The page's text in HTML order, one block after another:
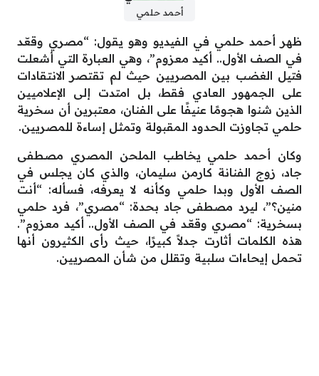
أحمد حلمي
ظهر أحمد حلمي في الفيديو وهو يقول: “مصري وقعّد
في الصف الأول.. أكيد معزوم”، وهي العبارة التي أشعلت
فتيل الغضب بين المصريين حيث لم تقتصر الانتقادات
على الجمهور العادي فقط، بل امتدت إلى الإعلاميين
الذين شنوا هجومًا عنيفًا على الفنان، معتبرين أن سخرية
حلمي تجاوزت الحدود المقبولة وتمثل إساءة للمصريين.
وكان أحمد حلمي يخاطب الملحن المصري مصطفى
جاد، زوج الفنانة كارمن سليمان، والذي كان يجلس في
الصف الأول وبدا حلمي وكأنه لا يعرفه، فسأله: “أنت
منين؟”، ليرد مصطفى جاد بحدة: “مصري”، فرد حلمي
بسخرية: “مصري وقعّد في الصف الأول.. أكيد معزوم”.
هذه الكلمات أثارت جدلاً كبيرًا، حيث رأى الكثيرون أنها
تحمل إيحاءات سلبية وتقلل من شأن المصريين.